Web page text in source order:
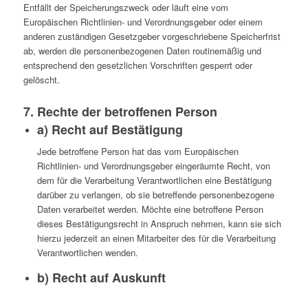
Entfällt der Speicherungszweck oder läuft eine vom
Europäischen Richtlinien- und Verordnungsgeber oder einem
anderen zuständigen Gesetzgeber vorgeschriebene Speicherfrist
ab, werden die personenbezogenen Daten routinemäßig und
entsprechend den gesetzlichen Vorschriften gesperrt oder
gelöscht.
7. Rechte der betroffenen Person
a) Recht auf Bestätigung
Jede betroffene Person hat das vom Europäischen
Richtlinien- und Verordnungsgeber eingeräumte Recht, von
dem für die Verarbeitung Verantwortlichen eine Bestätigung
darüber zu verlangen, ob sie betreffende personenbezogene
Daten verarbeitet werden. Möchte eine betroffene Person
dieses Bestätigungsrecht in Anspruch nehmen, kann sie sich
hierzu jederzeit an einen Mitarbeiter des für die Verarbeitung
Verantwortlichen wenden.
b) Recht auf Auskunft